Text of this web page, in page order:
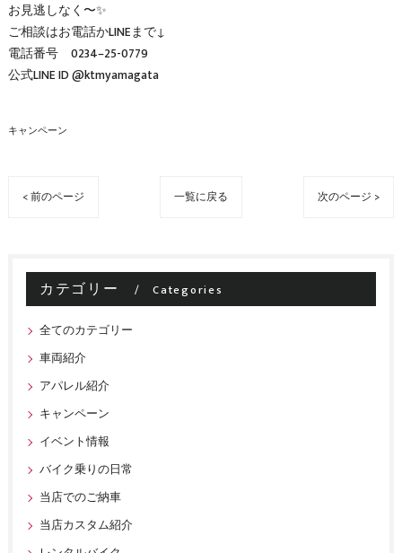
お見逃しなく〜✨
ご相談はお電話かLINEまで↓
電話番号 0234–25-0779
公式LINE ID @ktmyamagata
キャンペーン
< 前のページ 一覧に戻る 次のページ >
カテゴリー Categories
全てのカテゴリー
車両紹介
アパレル紹介
キャンペーン
イベント情報
バイク乗りの日常
当店でのご納車
当店カスタム紹介